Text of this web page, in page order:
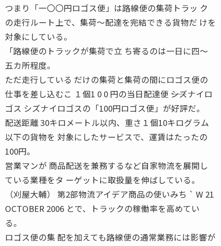
つまり「一〇〇円ロゴス便」は路線便の集荷トラッ ク
の走行ルート上で、集荷〜配達を完結できる貨物だ けを
対象にしている。
「路線便のトラックが集荷で立 ち寄るのは一日に四〜
五カ所程度。
ただ走行している だけの集荷と集荷の間にロゴス便の
仕事を差し込むこ １個1 0 0 円の当日配達便 ――シズナイロ
ゴス シズナイロゴスの「100円ロゴス便」が好評だ。
配送距離 30キロメートル以内、重さ１個10キログラム
以下の貨物を 対象にしたサービスで、運賃はたったの
100円。
営業マンが 商品配送を兼務するなど自家物流を展開し
ている業種をタ ーゲットに取扱量を伸ばしている。
（刈屋大輔） 第2部物流アイデア商品の使いみち ` W 21
OCTOBER 2006 とで、トラックの稼働率を高めてい
る。
ロゴス便の集 配を加えても路線便の通常業務には影響が